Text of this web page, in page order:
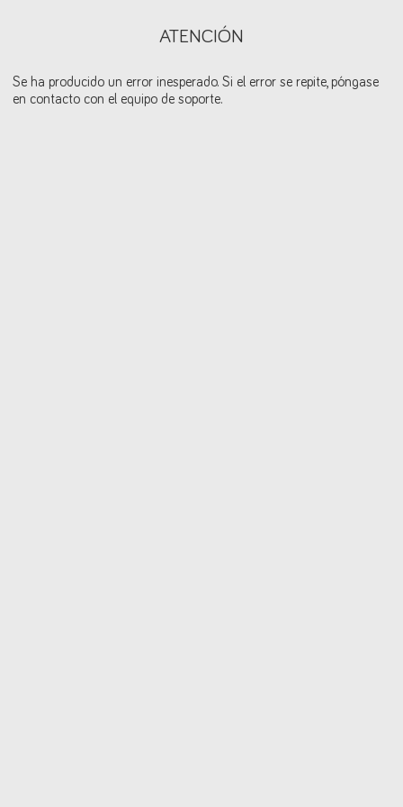
ATENCIÓN
Se ha producido un error inesperado. Si el error se repite, póngase
en contacto con el equipo de soporte.